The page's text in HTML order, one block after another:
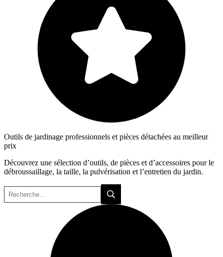
Outils de jardinage professionnels et pièces détachées au meilleur
prix
Découvrez une sélection d’outils, de pièces et d’accessoires pour le
débroussaillage, la taille, la pulvérisation et l’entretien du jardin.